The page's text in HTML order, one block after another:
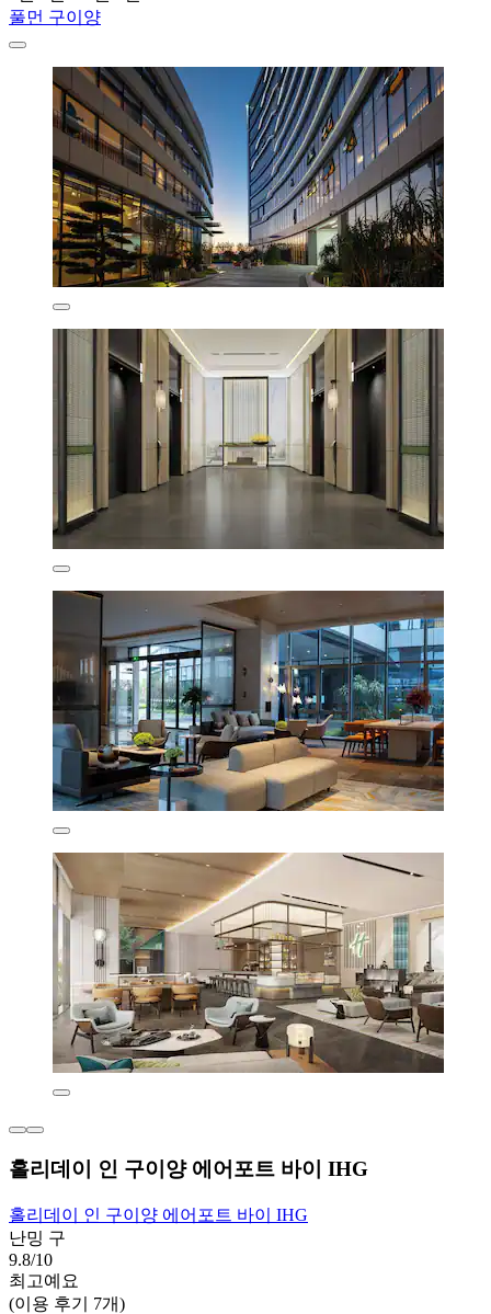
풀먼 구이양
홀리데이 인 구이양 에어포트 바이 IHG
홀리데이 인 구이양 에어포트 바이 IHG
난밍 구
9.8/10
최고예요
(이용 후기 7개)